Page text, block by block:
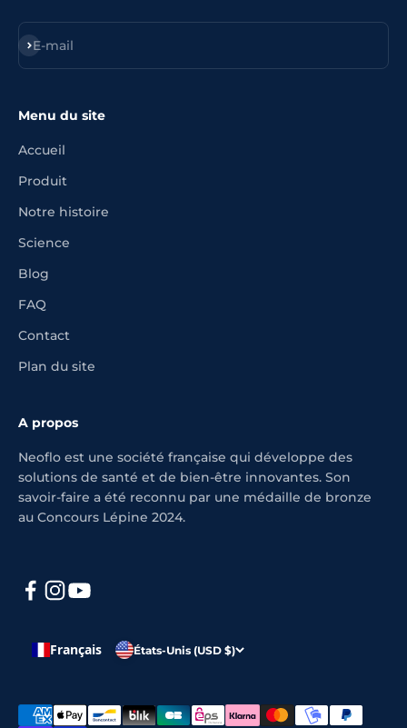
E-mail
S'inscrire
Menu du site
Accueil
Produit
Notre histoire
Science
Blog
FAQ
Contact
Plan du site
A propos
Neoflo est une société française qui développe des
solutions de santé et de bien-être innovantes. Son
savoir-faire a été reconnu par une médaille de bronze
au Concours Lépine 2024.
Français États-Unis (USD $)